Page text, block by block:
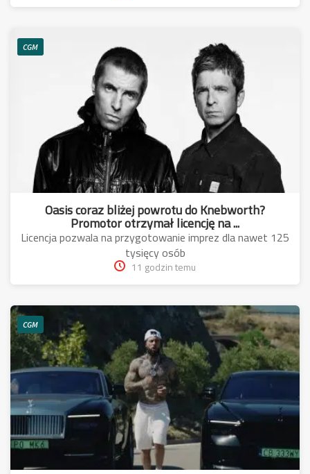
CGM
Oasis coraz bliżej powrotu do Knebworth?
Promotor otrzymał licencję na ...
Licencja pozwala na przygotowanie imprez dla nawet 125
tysięcy osób
11 godzin temu
CGM